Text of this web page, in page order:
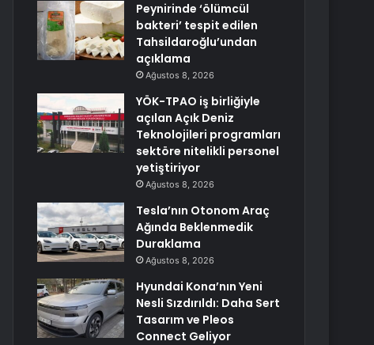
Peynirinde ‘ölümcül
bakteri’ tespit edilen
Tahsildaroğlu’undan
açıklama
Ağustos 8, 2026
YÖK-TPAO iş birliğiyle
açılan Açık Deniz
Teknolojileri programları
sektöre nitelikli personel
yetiştiriyor
Ağustos 8, 2026
Tesla’nın Otonom Araç
Ağında Beklenmedik
Duraklama
Ağustos 8, 2026
Hyundai Kona’nın Yeni
Nesli Sızdırıldı: Daha Sert
Tasarım ve Pleos
Connect Geliyor